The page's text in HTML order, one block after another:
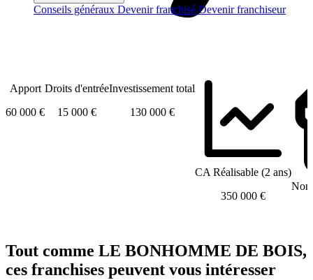
Conseils généraux Devenir franchisé Devenir franchiseur
Apport
60 000 €
Droits d'entrée
15 000 €
Investissement total
130 000 €
CA Réalisable (2 ans)
350 000 €
Tout comme LE BONHOMME DE BOIS,
ces franchises peuvent vous intéresser